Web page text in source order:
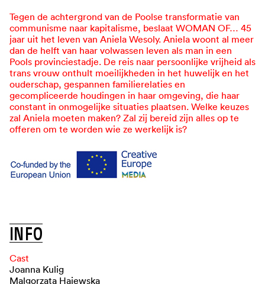
Tegen de achtergrond van de Poolse transformatie van
communisme naar kapitalisme, beslaat WOMAN OF… 45
jaar uit het leven van Aniela Wesoly. Aniela woont al meer
dan de helft van haar volwassen leven als man in een
Pools provinciestadje. De reis naar persoonlijke vrijheid als
trans vrouw onthult moeilijkheden in het huwelijk en het
ouderschap, gespannen familierelaties en
gecompliceerde houdingen in haar omgeving, die haar
constant in onmogelijke situaties plaatsen. Welke keuzes
zal Aniela moeten maken? Zal zij bereid zijn alles op te
offeren om te worden wie ze werkelijk is?
BEK
N FO
Cast
Joanna Kulig
Malgorzata Hajewska